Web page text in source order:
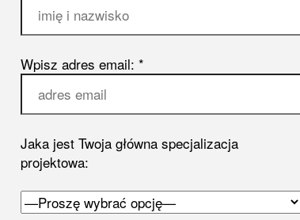
Wpisz adres email: *
Jaka jest Twoja główna specjalizacja
projektowa: